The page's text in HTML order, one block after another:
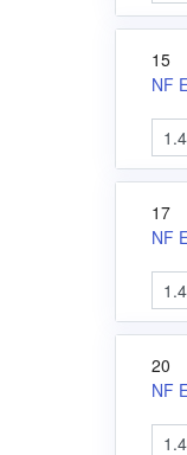
15
NF
17
NF
20
NF